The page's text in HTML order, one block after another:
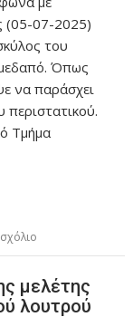
(05-07-2025)
του
Όπως
να παράσχει
Τμήμα
μελέτης
λουτρού